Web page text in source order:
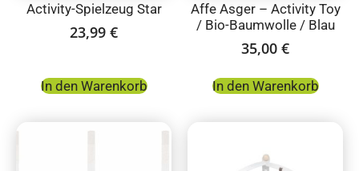
Activity-Spielzeug Star
23,99 €
In den Warenkorb
Affe Asger – Activity Toy
/ Bio-Baumwolle / Blau
35,00 €
In den Warenkorb